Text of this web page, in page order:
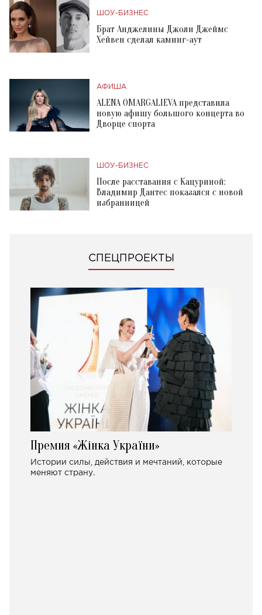
ШОУ-БИЗНЕС
Брат Анджелины Джоли Джеймс
Хейвен сделал каминг-аут
АФИША
ALENA OMARGALIEVA представила
новую афишу большого концерта во
Дворце спорта
ШОУ-БИЗНЕС
После расставания с Кацуриной:
Владимир Дантес показался с новой
избранницей
СПЕЦПРОЕКТЫ
Премия «Жінка України»
Истории силы, действия и мечтаний, которые
меняют страну.